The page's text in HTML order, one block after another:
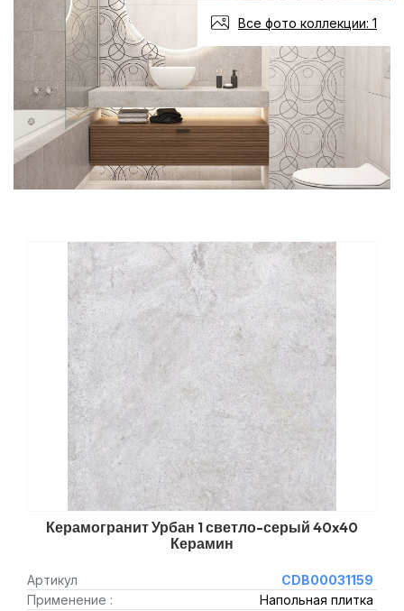
Все фото коллекции: 1
Керамогранит Урбан 1 светло-серый 40x40
Керамин
Артикул
CDB00031159
Применение :
Напольная плитка